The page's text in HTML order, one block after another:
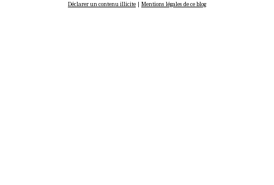
Déclarer un contenu illicite | Mentions légales de ce blog